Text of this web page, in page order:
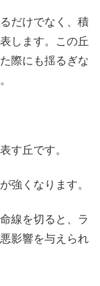
だけでなく、積
します。この丘
際にも揺るぎな
す丘です。
強くなります。
線を切ると、ラ
影響を与えられ